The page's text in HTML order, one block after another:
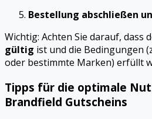
Bestellung abschließen
Wichtig: Achten Sie darauf, dass
gültig ist und die Bedingungen
oder bestimmte Marken) erfüllt
Tipps für die optimale
Brandfield Gutscheins